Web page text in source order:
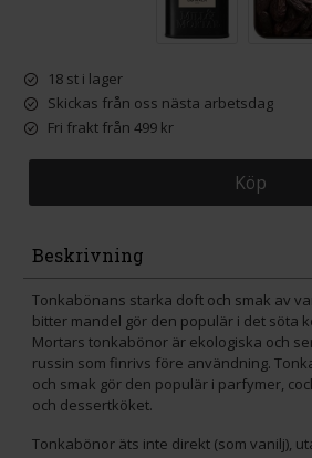
18 st i lager
Skickas från oss nästa arbetsdag
Fri frakt från 499 kr
Köp
Beskrivning
Tonkabönans starka doft och smak av
bitter mandel gör den populär i det söta
Mortars tonkabönor är ekologiska och
russin som finrivs före användning.
och smak gör den populär i parfymer,
och dessertköket.
Tonkabönor äts inte direkt (som vanilj),